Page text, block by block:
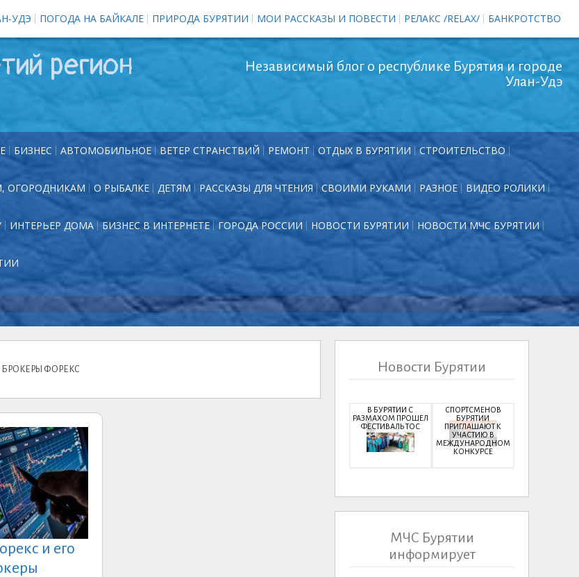
УДЭ ПОГОДА НА БАЙКАЛЕ ПРИРОДА БУРЯТИИ МОИ РАССКАЗЫ И ПОВЕСТИ РЕЛАКС /RELAX/ БАНКРОТСТВО
регион
Независимый блог о республике Бурятия и городе
Улан-Удэ
БИЗНЕС АВТОМОБИЛЬНОЕ ВЕТЕР СТРАНСТВИЙ РЕМОНТ ОТДЫХ В БУРЯТИИ СТРОИТЕЛЬСТВО
ОГОРОДНИКАМ О РЫБАЛКЕ ДЕТЯМ РАССКАЗЫ ДЛЯ ЧТЕНИЯ СВОИМИ РУКАМИ РАЗНОЕ ВИДЕО РОЛИКИ
ИНТЕРЬЕР ДОМА БИЗНЕС В ИНТЕРНЕТЕ ГОРОДА РОССИИ НОВОСТИ БУРЯТИИ НОВОСТИ МЧС БУРЯТИИ
ФОРЕКС
и его
Новости Бурятии
В БУРЯТИИ С
РАЗМАХОМ ПРОШЕЛ
ФЕСТИВАЛЬ ТОС
СПОРТСМЕНОВ
БУРЯТИИ
ПРИГЛАШАЮТ К
УЧАСТИЮ В
МЕЖДУНАРОДНОМ
КОНКУРСЕ
МЧС Бурятии
информирует